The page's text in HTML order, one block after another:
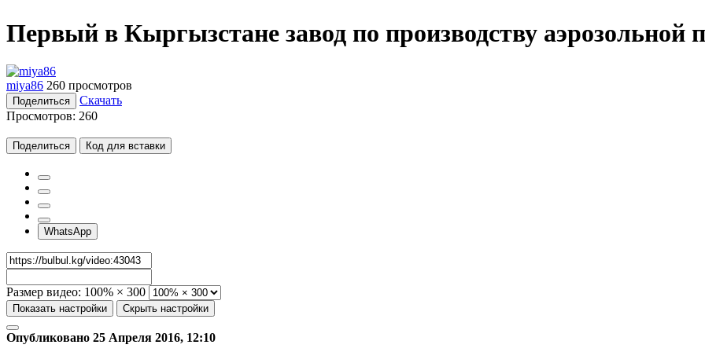
Первый в Кыргызстане завод по производству аэрозольной
miya86 260 просмотров
Поделиться
Скачать
Просмотров: 260
Поделиться Код для вставки
WhatsApp
Размер видео: 100% × 300
Показать настройки Скрыть настройки
Опубликовано 25 Апреля 2016, 12:10